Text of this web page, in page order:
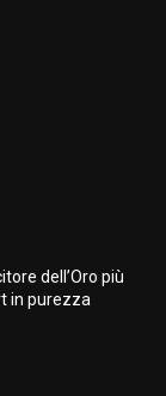
dell’Oro più
in purezza